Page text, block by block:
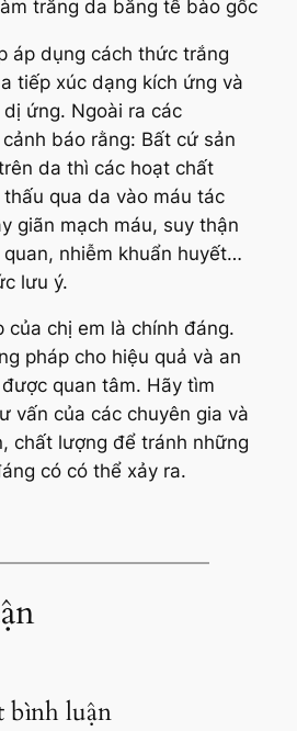
trắng da bằng tế bào gốc
áp dụng cách thức trắng
tiếp xúc dạng kích ứng và
ứng. Ngoài ra các
báo rằng: Bất cứ sản
da thì các hoạt chất
qua da vào máu tác
giãn mạch máu, suy thận
nhiễm khuẩn huyết…
lưu ý.
của chị em là chính đáng.
pháp cho hiệu quả và an
quan tâm. Hãy tìm
vấn của các chuyên gia và
chất lượng để tránh những
có có thể xảy ra.
bình luận